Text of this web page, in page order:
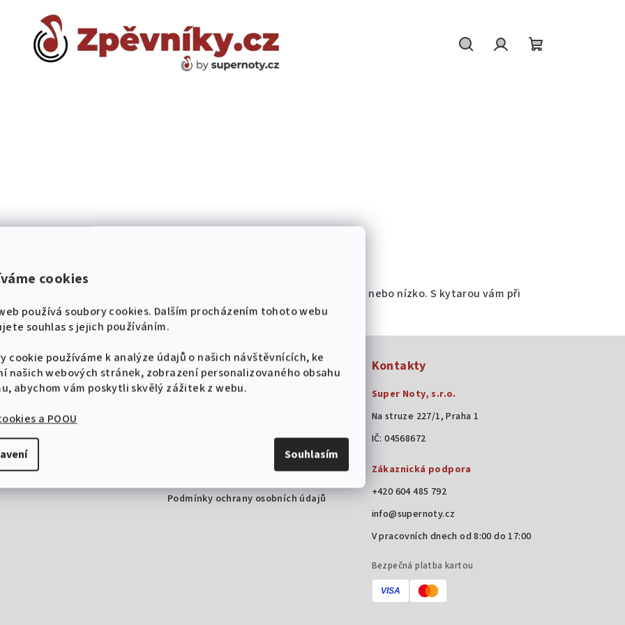
cookies
používá soubory cookies. Dalším procházením tohoto webu
souhlas s jejich používáním.
cookie používáme k analýze údajů o našich návštěvnících, ke
našich webových stránek, zobrazení personalizovaného obsahu
abychom vám poskytli skvělý zážitek z webu.
a POOU
Souhlasím
Často se využívá, pokud je původní tónina pro zpěváka příliš vysoko nebo nízko. S kytarou vám při
odkazy
záštity a partnerství
Nakupujte s jistotou
Podmínky ochrany osobních údajů
Kontakty
Super Noty, s.r.o.
Na struze 227/1, Praha 1
IČ: 04568672
Zákaznická podpora
+420 604 485 792
info@supernoty.cz
V pracovních dnech od 8:00 do 17:00
Bezpečná platba kartou
VISA